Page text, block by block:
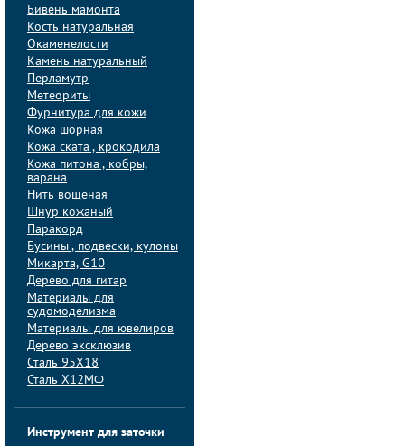
Бивень мамонта
Кость натуральная
Окаменелости
Камень натуральный
Перламутр
Метеориты
Фурнитура для кожи
Кожа шорная
Кожа ската , крокодила
Кожа питона , кобры,
варана
Нить вощеная
Шнур кожаный
Паракорд
Бусины , подвески, кулоны
Микарта, G10
Дерево для гитар
Материалы для
судомоделизма
Материалы для ювелиров
Дерево эксклюзив
Сталь 95Х18
Сталь Х12МФ
Инструмент для заточки